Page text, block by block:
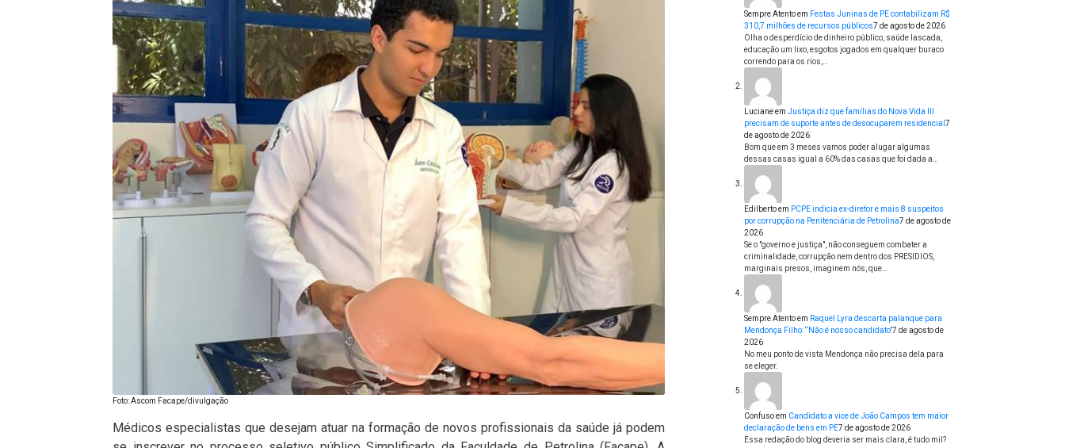
Foto: Ascom Facape/divulgação
Médicos especialistas que desejam atuar na formação de novos profissionais da saúde já podem
Sempre Atentoem Festas Juninas de PE contabilizam R$
310,7 milhões de recursos públicos7 de agosto de 2026
Olha o desperdício de dinheiro público, saúde lascada,
educação um lixo, esgotos jogados em qualquer buraco
correndo para os rios,…
Lucianeem Justiça diz que famílias do Nova Vida III
precisam de suporte antes de desocuparem residencial 7
de agosto de 2026
Bom que em 3 meses vamos poder alugar algumas
dessas casas igual a 60% das casas que foi dada a…
Edilbertoem PCPE indicia ex-diretor e mais 8 suspeitos
por corrupção na Penitenciária de Petrolina7 de agosto de
2026
Se o "governo e justiça", não conseguem combater a
criminalidade, corrupção nem dentro dos PRESIDIOS,
marginais presos, imaginem nós, que…
Sempre Atentoem Raquel Lyra descarta palanque para
Mendonça Filho: “Não é nosso candidato”7 de agosto de
2026
No meu ponto de vista Mendonça não precisa dela para
se eleger.
Confusoem Candidato a vice de João Campos tem maior
declaração de bens em PE7 de agosto de 2026
Essa redação do blog deveria ser mais clara, é tudo mil?